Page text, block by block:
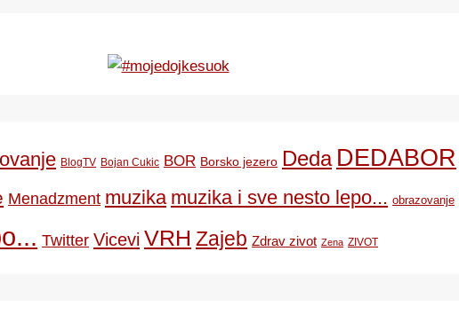
BlogTV Bojan Cukic BOR Borsko jezero Deda DEDABOR
Menadzment muzika muzika i sve nesto lepo... obrazovanje
Twitter Vicevi VRH Zajeb Zdrav zivot Zena ZIVOT